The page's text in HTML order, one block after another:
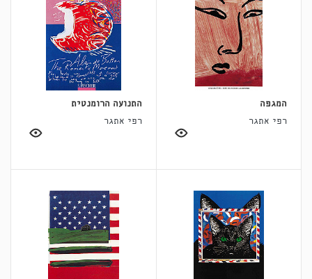
המגפה
רפי אתגר
התנועה הרומנטית
רפי אתגר